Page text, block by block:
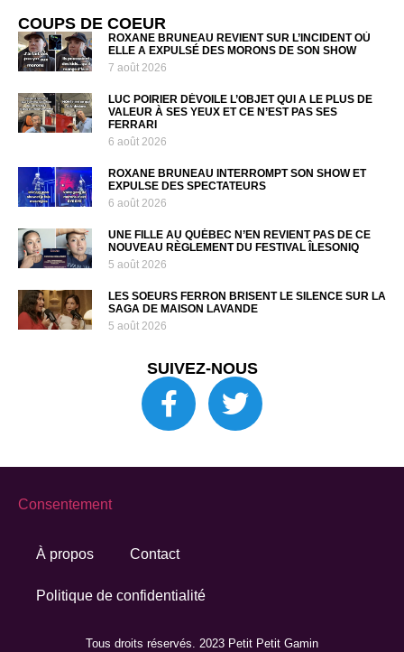
COUPS DE COEUR
ROXANE BRUNEAU REVIENT SUR L’INCIDENT OÙ
ELLE A EXPULSÉ DES MORONS DE SON SHOW
7 août 2026
LUC POIRIER DÉVOILE L’OBJET QUI A LE PLUS DE
VALEUR À SES YEUX ET CE N’EST PAS SES
FERRARI
6 août 2026
ROXANE BRUNEAU INTERROMPT SON SHOW ET
EXPULSE DES SPECTATEURS
6 août 2026
UNE FILLE AU QUÉBEC N’EN REVIENT PAS DE CE
NOUVEAU RÈGLEMENT DU FESTIVAL ÎLESONIQ
5 août 2026
LES SOEURS FERRON BRISENT LE SILENCE SUR LA
SAGA DE MAISON LAVANDE
5 août 2026
SUIVEZ-NOUS
Tous droits réservés. 2023 Petit Petit Gamin
À propos Contact
Politique de confidentialité
Consentement